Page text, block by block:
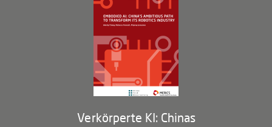
Arbeiten bei MERICS
Partner
Membership Program
Verkörperte KI: Chinas